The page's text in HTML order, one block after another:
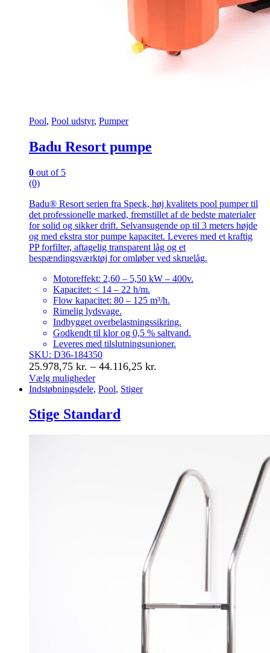
Pool, Pool udstyr, Pumper
Badu Resort pumpe
0 out of 5
(0)
Badu® Resort serien fra Speck, høj kvalitets pool pumper til
det professionelle marked, fremstillet af de bedste materialer
for solid og sikker drift. Selvansugende op til 3 meters højde
og med ekstra stor pumpe kapacitet. Leveres med et kraftig
PP forfilter, aftagelig transparent låg og et
bespændingsværktøj for omløber ved skruelåg.
Motoreffekt: 2,60 – 5,50 kW – 400v.
Kapacitet: < 14 – 22 h/m.
Flow kapacitet: 80 – 125 m³/h.
Rimelig lydsvage.
Indbygget overbelastningssikring.
Godkendt til klor og 0,5 % saltvand.
Leveres med tilslutningsunioner.
SKU: D36-184350
25.978,75 kr. – 44.116,25 kr.
Vælg muligheder
Dette
har
flere
Indstøbningsdele, Pool, Stiger
Stige Standard